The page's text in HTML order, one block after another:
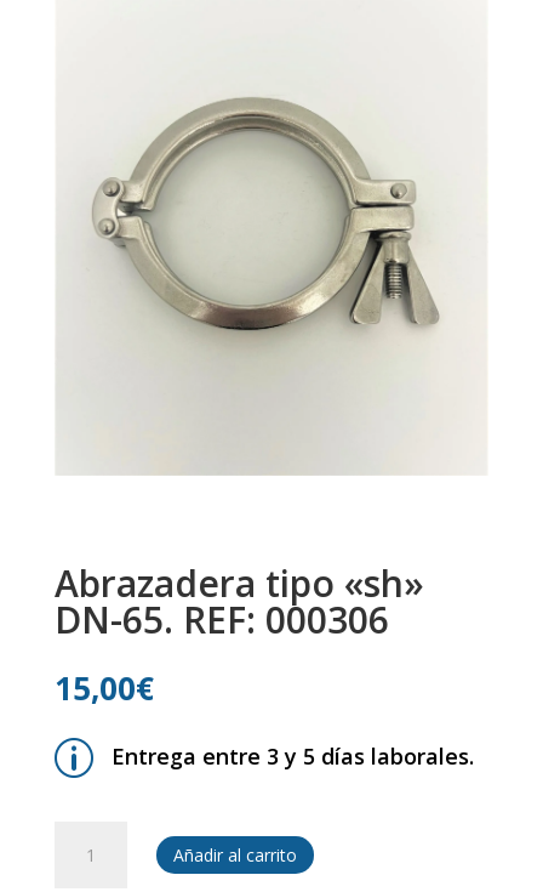
Abrazadera tipo «sh»
DN-65. REF: 000306
15,00€
p Entrega entre 3 y 5 días laborales.
Añadir al carrito